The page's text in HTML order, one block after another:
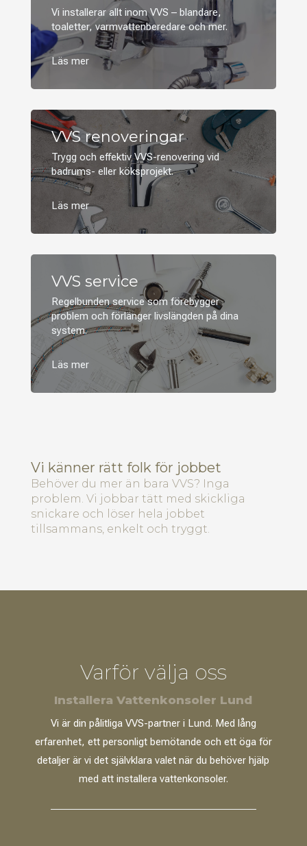
Vi installerar allt inom VVS – blandare,
toaletter, varmvattenberedare och mer.
VVS renoveringar
Trygg och effektiv VVS-renovering vid
badrums- eller köksprojekt.
VVS service
Regelbunden service som förebygger
problem och förlänger livslängden på dina
system.
Vi känner rätt folk för jobbet
Behöver du mer än bara VVS? Inga
problem. Vi jobbar tätt med skickliga
snickare och löser hela jobbet
tillsammans, enkelt och tryggt.
Varför välja oss
Installera Vattenkonsoler Lund
Vi är din pålitliga VVS-partner i Lund. Med lång
erfarenhet, ett personligt bemötande och ett öga för
detaljer är vi det självklara valet när du behöver hjälp
med att installera vattenkonsoler.